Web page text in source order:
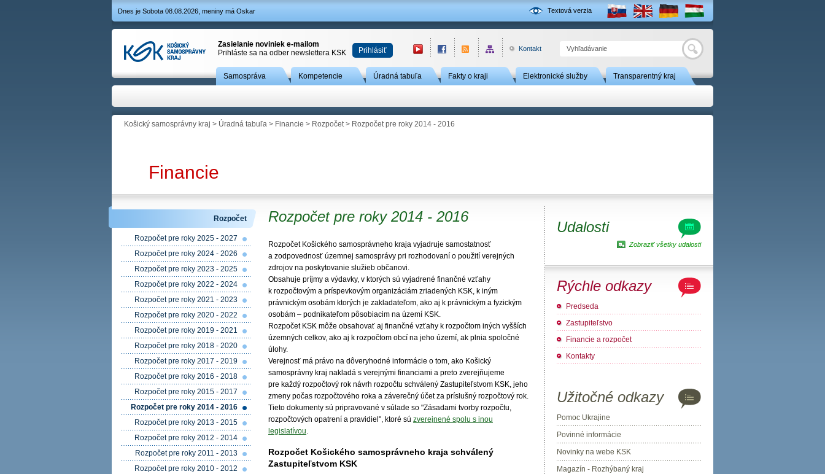
Textová verzia
Dnes je Sobota 08.08.2026, meniny má Oskar
Hľadať
Zasielanie noviniek e-mailom
Prihláste sa na odber newslettera KSK
Prihlásiť Kontakt
Samospráva Kompetencie Úradná tabuľa Fakty o kraji Elektronické služby Transparentný kraj
Košický samosprávny kraj > Úradná tabuľa > Financie > Rozpočet> Rozpočet pre roky 2014 - 2016
Financie
Rozpočet pre roky 2014 - 2016
Rozpočet Košického samosprávneho kraja vyjadruje samostatnosť
a zodpovednosť územnej samosprávy pri rozhodovaní o použití verejných
zdrojov na poskytovanie služieb občanovi.
Obsahuje príjmy a výdavky, v ktorých sú vyjadrené finančné vzťahy
k rozpočtovým a príspevkovým organizáciám zriadených KSK, k iným
právnickým osobám ktorých je zakladateľom, ako aj k právnickým a fyzickým
osobám – podnikateľom pôsobiacim na území KSK.
Rozpočet KSK môže obsahovať aj finančné vzťahy k rozpočtom iných vyšších
územných celkov, ako aj k rozpočtom obcí na jeho území, ak plnia spoločné
úlohy.
Verejnosť má právo na dôveryhodné informácie o tom, ako Košický
samosprávny kraj nakladá s verejnými financiami a preto zverejňujeme
pre každý rozpočtový rok návrh rozpočtu schválený Zastupiteľstvom KSK, jeho
zmeny počas rozpočtového roka a záverečný účet za príslušný rozpočtový rok.
Tieto dokumenty sú pripravované v súlade so "Zásadami tvorby rozpočtu,
rozpočtových opatrení a pravidiel", ktoré sú zverejnené spolu s inou
legislatívou.
Rozpočet Košického samosprávneho kraja schválený
Zastupiteľstvom KSK
Rozpočet
Rozpočet pre roky 2025 - 2027
Rozpočet pre roky 2024 - 2026
Rozpočet pre roky 2023 - 2025
Rozpočet pre roky 2022 - 2024
Rozpočet pre roky 2021 - 2023
Rozpočet pre roky 2020 - 2022
Rozpočet pre roky 2019 - 2021
Rozpočet pre roky 2018 - 2020
Rozpočet pre roky 2017 - 2019
Rozpočet pre roky 2016 - 2018
Rozpočet pre roky 2015 - 2017
Rozpočet pre roky 2014 - 2016
Rozpočet pre roky 2013 - 2015
Rozpočet pre roky 2012 - 2014
Rozpočet pre roky 2011 - 2013
Rozpočet pre roky 2010 - 2012
Udalosti
Zobraziť všetky udalosti
Rýchle odkazy
Predseda
Zastupiteľstvo
Financie a rozpočet
Kontakty
Užitočné odkazy
Pomoc Ukrajine
Povinné informácie
Novinky na webe KSK
Magazín - Rozhýbaný kraj